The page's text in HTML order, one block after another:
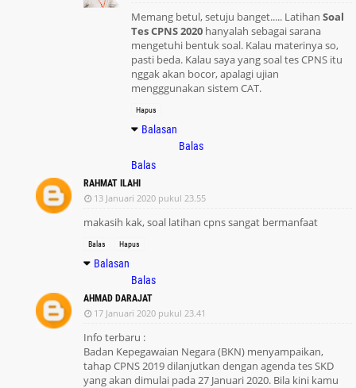
Memang betul, setuju banget..... Latihan Soal
Tes CPNS 2020 hanyalah sebagai sarana
mengetuhi bentuk soal. Kalau materinya so,
pasti beda. Kalau saya yang soal tes CPNS itu
nggak akan bocor, apalagi ujian
mengggunakan sistem CAT.
Hapus
Balasan
Balas
Balas
RAHMAT ILAHI
13 Januari 2020 pukul 23.55
makasih kak, soal latihan cpns sangat bermanfaat
Balas Hapus
Balasan
Balas
AHMAD DARAJAT
17 Januari 2020 pukul 23.41
Info terbaru :
Badan Kepegawaian Negara (BKN) menyampaikan,
tahap CPNS 2019 dilanjutkan dengan agenda tes SKD
yang akan dimulai pada 27 Januari 2020. Bila kini kamu